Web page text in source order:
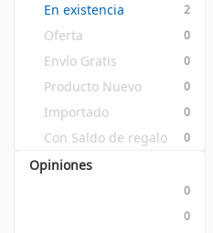
En existencia
2
Oferta 0
Envío Gratis 0
Producto Nuevo 0
Importado 0
Con Saldo de regalo 0
Opiniones
0
0